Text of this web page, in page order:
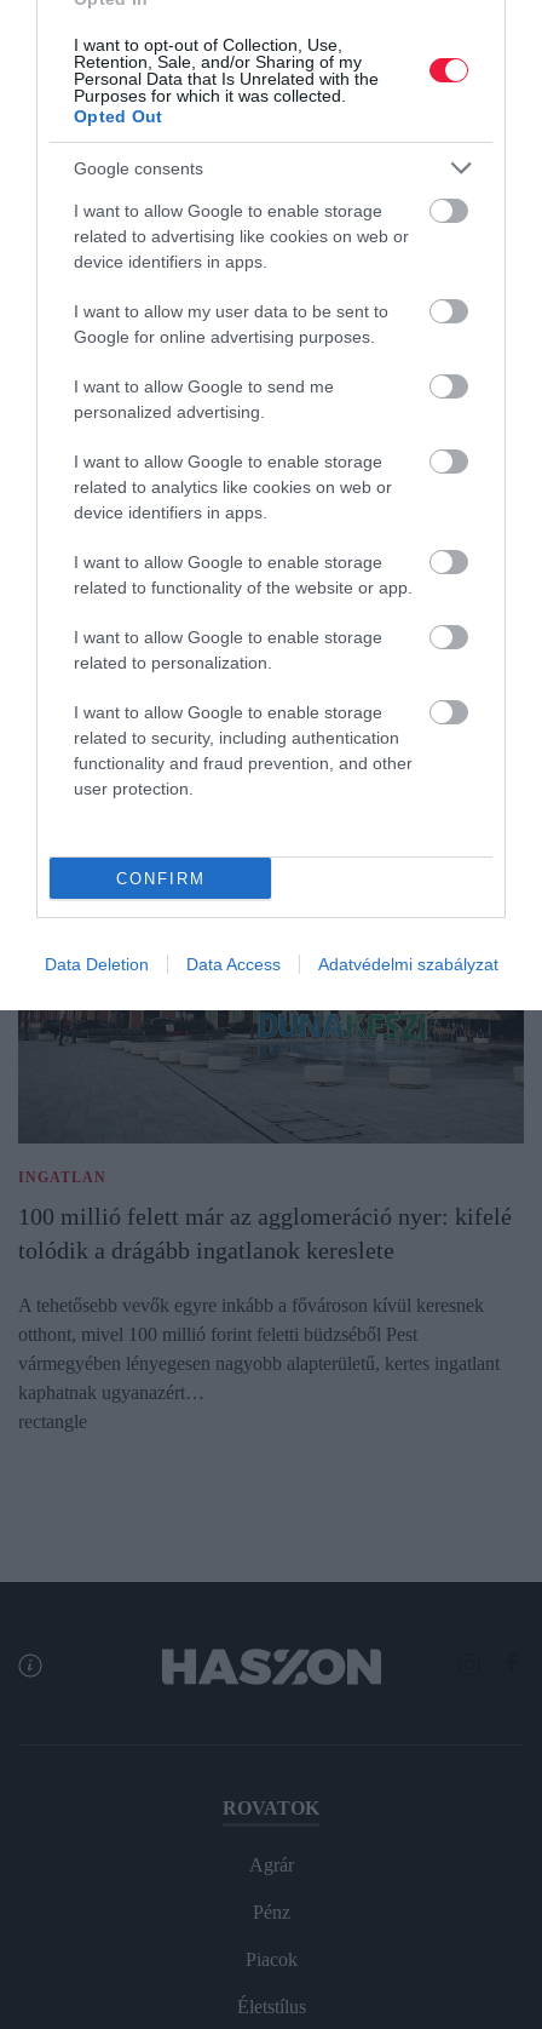
I want to opt-out of Collection, Use,
Retention, Sale, and/or Sharing of my
Personal Data that Is Unrelated with the
Purposes for which it was collected.
Opted Out
Google consents
I want to allow Google to enable storage
related to advertising like cookies on web or
device identifiers in apps.
I want to allow my user data to be sent to
Google for online advertising purposes.
I want to allow Google to send me
personalized advertising.
I want to allow Google to enable storage
related to analytics like cookies on web or
device identifiers in apps.
I want to allow Google to enable storage
related to functionality of the website or app.
I want to allow Google to enable storage
related to personalization.
I want to allow Google to enable storage
related to security, including authentication
functionality and fraud prevention, and other
user protection.
CONFIRM
Data Deletion Data Access Adatvédelmi szabályzat
EGÉSZSÉGÜGY
biztosításához
Véradásra hív a biztonságos hazai vérellátás fenntartása érdekében
az Országos Vérellátó Szolgálat és a Magyar Vöröskereszt
megszenvedi az…
INGATLAN
100 millió felett már az agglomeráció nyer: kifelé
tolódik a drágább ingatlanok kereslete
A tehetősebb vevők egyre inkább a fővároson kívül keresnek
otthont, mivel 100 millió forint feletti büdzséből Pest
vármegyében lényegesen nagyobb alapterületű, kertes ingatlant
kaphatnak ugyanazért…
rectangle
ROVATOK
Agrár
Pénz
Piacok
Életstílus